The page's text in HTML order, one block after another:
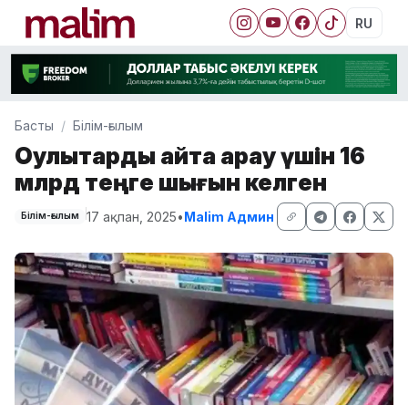
RU
Басты Білім-ғылым
Оқулықтарды қайта қарау үшін 16
млрд теңге шығын келген
Білім-ғылым 17 ақпан, 2025•Malim Админ